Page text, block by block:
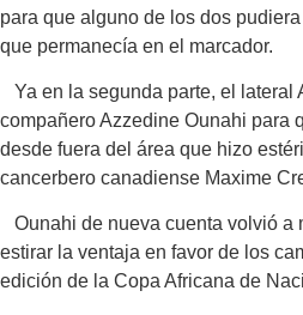
para que alguno de los dos
que permanecía en el marcador.
Ya en la segunda parte, el lateral
compañero Azzedine Ounahi para
desde fuera del área que hizo
cancerbero canadiense Maxime
Ounahi de nueva cuenta volvió a
estirar la ventaja en favor de los
edición de la Copa Africana de